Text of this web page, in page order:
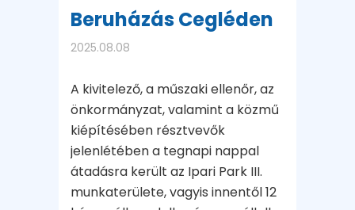
Beruházás Cegléden
2025.08.08
A kivitelező, a műszaki ellenőr, az
önkormányzat, valamint a közmű
kiépítésében résztvevők
jelenlétében a tegnapi nappal
átadásra került az Ipari Park III.
munkaterülete, vagyis innentől 12